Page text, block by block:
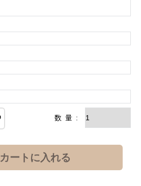
カートに入れる